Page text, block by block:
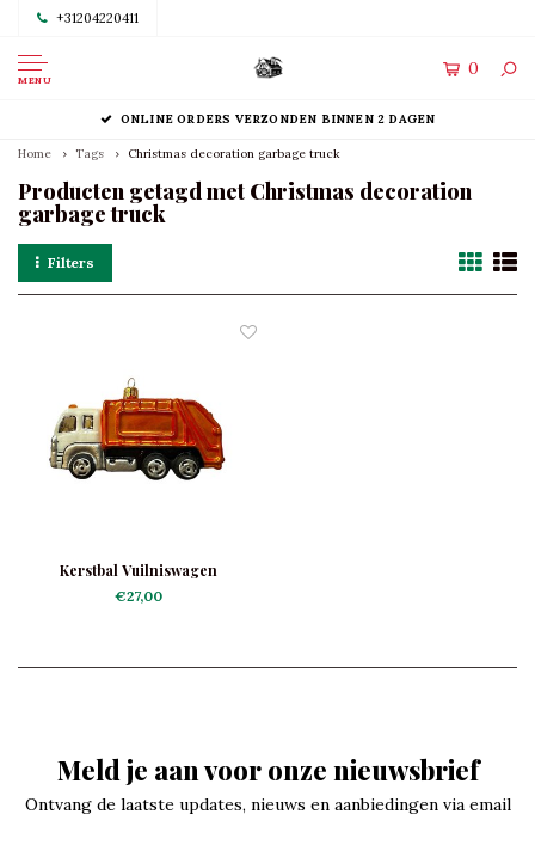
+31204220411
MENU
0
ONLINE ORDERS VERZONDEN BINNEN 2 DAGEN
Home Tags Christmas decoration garbage truck
Producten getagd met Christmas decoration
garbage truck
Filters
Kerstbal Vuilniswagen
€27,00
Meld je aan voor onze nieuwsbrief
Ontvang de laatste updates, nieuws en aanbiedingen via email